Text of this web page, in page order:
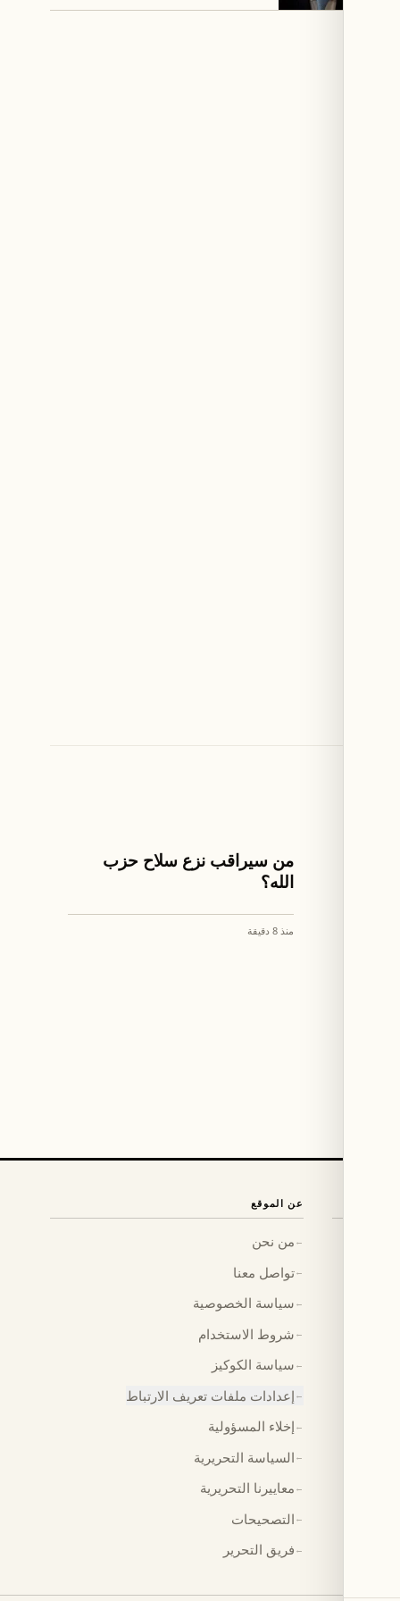
من سيراقب نزع سلاح حزب
الله؟
منذ 8 دقيقة
عن الموقع
← من نحن
←تواصل معنا
← سياسة الخصوصية
← شروط الاستخدام
← سياسة الكوكيز
← إعدادات ملفات تعريف الارتباط
← إخلاء المسؤولية
← السياسة التحريرية
← معاييرنا التحريرية
← التصحيحات
← فريق التحرير